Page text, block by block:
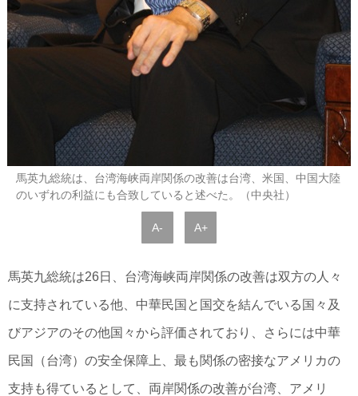
馬英九総統は、台湾海峡両岸関係の改善は台湾、米国、中国大陸
のいずれの利益にも合致していると述べた。（中央社）
A- A+
馬英九総統は26日、台湾海峡両岸関係の改善は双方の人々
に支持されている他、中華民国と国交を結んでいる国々及
びアジアのその他国々から評価されており、さらには中華
民国（台湾）の安全保障上、最も関係の密接なアメリカの
支持も得ているとして、両岸関係の改善が台湾、アメリ